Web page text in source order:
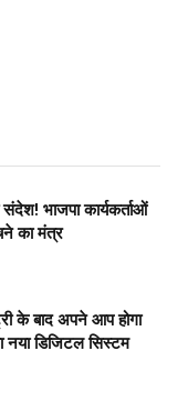
भाजपा कार्यकर्ताओं
का मंत्र
के बाद अपने आप होगा
नया डिजिटल सिस्टम